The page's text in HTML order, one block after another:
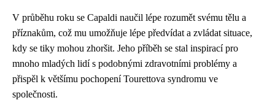
V průběhu roku se Capaldi naučil lépe rozumět svému tělu a
příznakům, což mu umožňuje lépe předvídat a zvládat situace,
kdy se tiky mohou zhoršit. Jeho příběh se stal inspirací pro
mnoho mladých lidí s podobnými zdravotními problémy a
přispěl k většímu pochopení Tourettova syndromu ve
společnosti.